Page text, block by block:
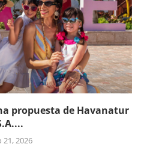
propuesta de Havanatur
21, 2026